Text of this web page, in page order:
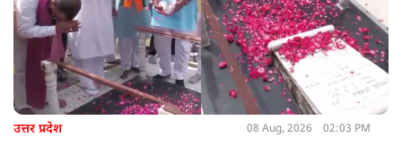
उत्तर प्रदेश 08 Aug, 2026 02:03 PM